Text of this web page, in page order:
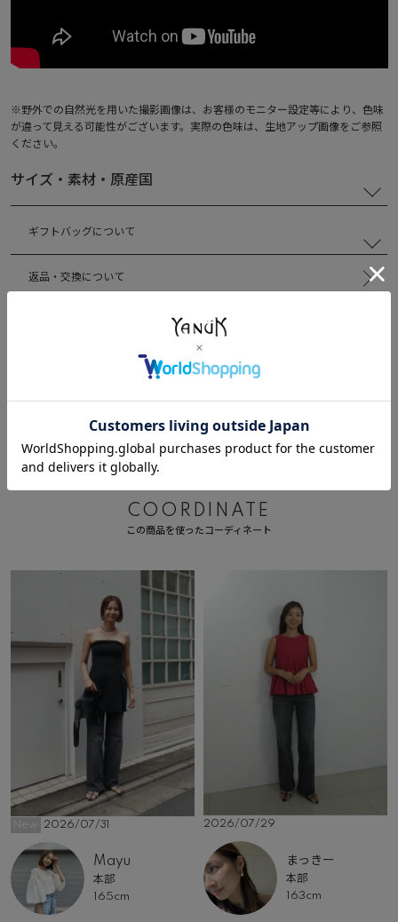
※野外での自然光を用いた撮影画像は、お客様のモニター設定等により、色味
が違って見える可能性がございます。実際の色味は、生地アップ画像をご参照
ください。
サイズ・素材・原産国
ギフトバッグについて
返品・交換について
COORDINATE
この商品を使ったコーディネート
2026/07/31
Mayu
本部
165cm
2026/07/29
まっきー
本部
163cm